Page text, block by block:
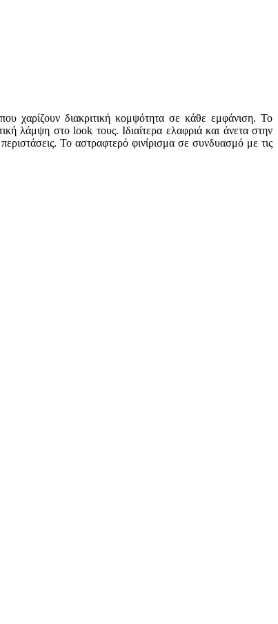
χαρίζουν διακριτική κομψότητα σε κάθε εμφάνιση. Το
λάμψη στο look τους. Ιδιαίτερα ελαφριά και άνετα στην
Το αστραφτερό φινίρισμα σε συνδυασμό με τις